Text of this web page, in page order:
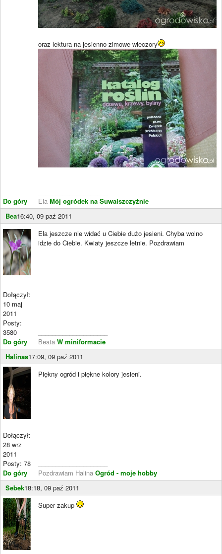
Do góry
oraz lektura na jesienno-zimowe wieczory
Ela-Mój ogródek na Suwalszczyźnie
Bea16:40, 09 paź 2011
Dołączył:
10 maj
2011
Posty:
3580
Do góry
Ela jeszcze nie widać u Ciebie dużo jesieni. Chyba wolno
idzie do Ciebie. Kwiaty jeszcze letnie. Pozdrawiam
Beata W miniformacie
Halinas17:09, 09 paź 2011
Dołączył:
28 wrz
2011
Posty: 78
Do góry
Piękny ogród i piękne kolory jesieni.
Pozdrawiam Halina Ogród - moje hobby
Sebek18:18, 09 paź 2011
Super zakup